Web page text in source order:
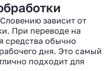
зависит от
При переводе на
средства обычно
дня. Это самый
подходит для